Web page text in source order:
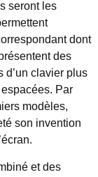
seront les
dont
des
d’un clavier plus
Par
modèles,
son invention
et des